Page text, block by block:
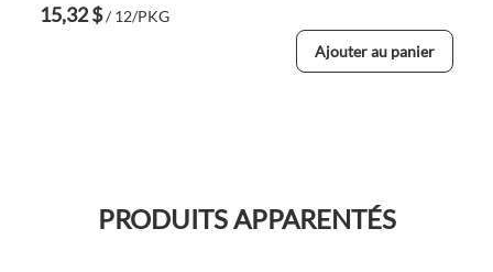
15,32 $/ 12/PKG
Ajouter au panier
PRODUITS APPARENTÉS